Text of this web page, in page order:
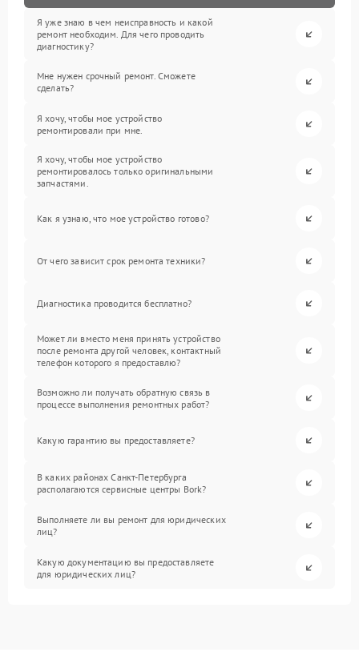
Я уже знаю в чем неисправность и какой
ремонт необходим. Для чего проводить
диагностику?
Мне нужен срочный ремонт. Сможете
сделать?
Я хочу, чтобы мое устройство
ремонтировали при мне.
Я хочу, чтобы мое устройство
ремонтировалось только оригинальными
запчастями.
Как я узнаю, что мое устройство готово?
От чего зависит срок ремонта техники?
Диагностика проводится бесплатно?
Может ли вместо меня принять устройство
после ремонта другой человек, контактный
телефон которого я предоставлю?
Возможно ли получать обратную связь в
процессе выполнения ремонтных работ?
Какую гарантию вы предоставляете?
В каких районах Санкт-Петербурга
располагаются сервисные центры Bork?
Выполняете ли вы ремонт для юридических
лиц?
Какую документацию вы предоставляете
для юридических лиц?